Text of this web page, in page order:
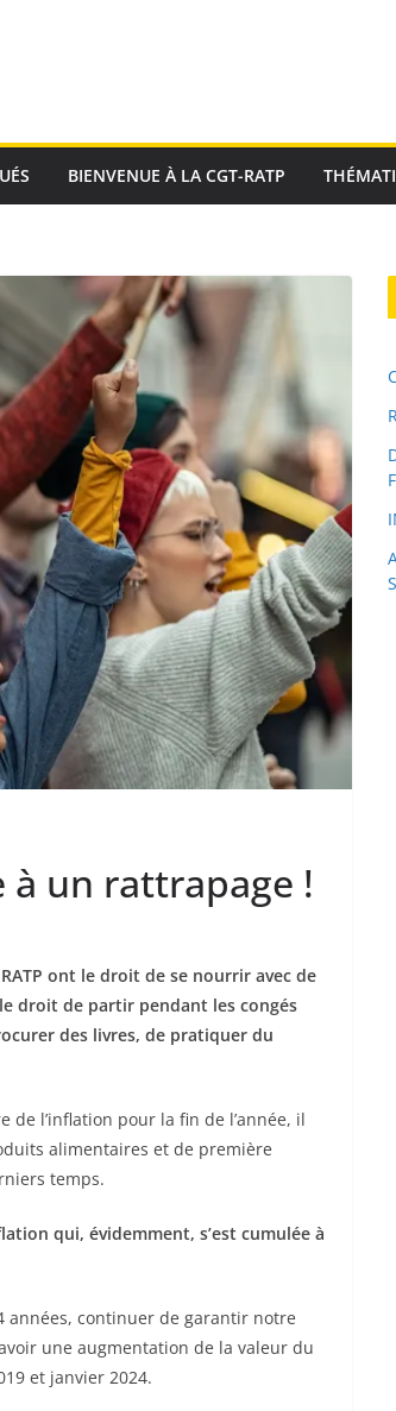
BIENVENUE À LA CGT-RATP
à un rattrapage !
ont le droit de se nourrir avec de
droit de partir pendant les congés
des livres, de pratiquer du
de l’inflation pour la fin de l’année, il
alimentaires et de première
temps.
qui, évidemment, s’est cumulée à
années, continuer de garantir notre
une augmentation de la valeur du
et janvier 2024.